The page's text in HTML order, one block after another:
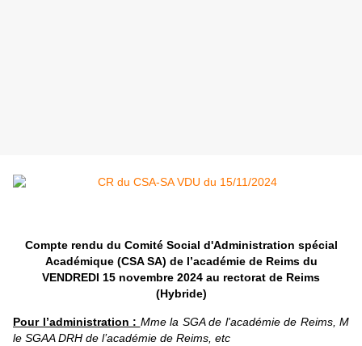
Compte rendu du Comité Social d'Administration spécial
Académique (CSA SA) de l’académie de Reims du
VENDREDI 15 novembre 2024 au rectorat de Reims
(Hybride)
Pour l’administration : Mme la SGA de l'académie de Reims, M
le SGAA DRH de l’académie de Reims, etc